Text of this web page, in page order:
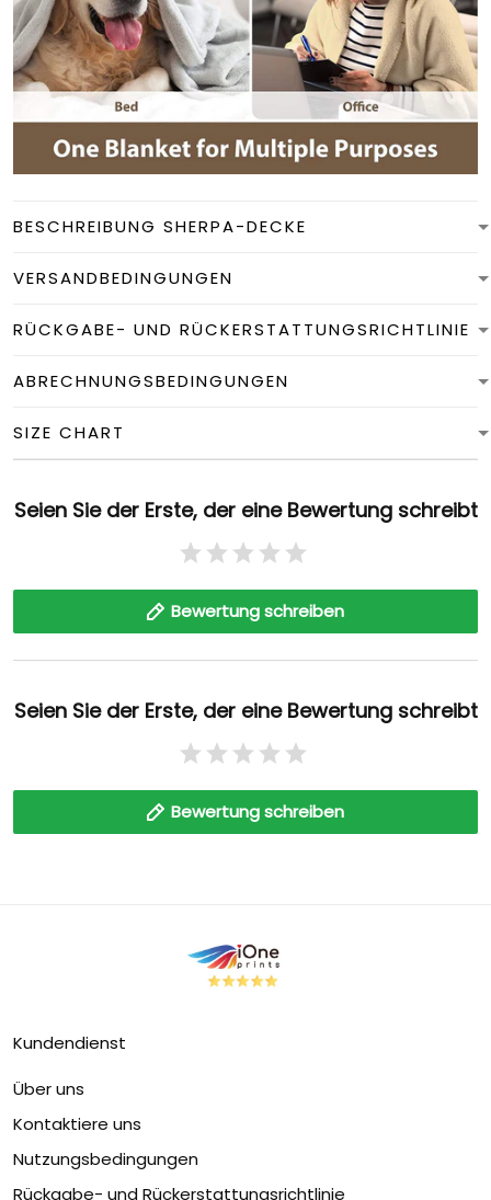
BESCHREIBUNG SHERPA-DECKE
VERSANDBEDINGUNGEN
RÜCKGABE- UND RÜCKERSTATTUNGSRICHTLINIE
ABRECHNUNGSBEDINGUNGEN
SIZE CHART
Seien Sie der Erste, der eine Bewertung schreibt
Bewertung schreiben
Seien Sie der Erste, der eine Bewertung schreibt
Bewertung schreiben
Kundendienst
Über uns
Kontaktiere uns
Nutzungsbedingungen
Rückgabe- und Rückerstattungsrichtlinie